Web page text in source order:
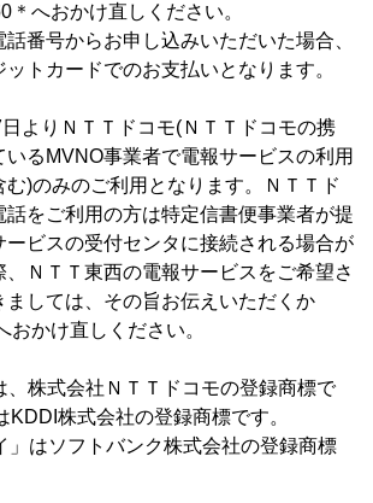
＊へおかけ直しください。
号からお申し込みいただいた場合、
トカードでのお支払いとなります。
よりＮＴＴドコモ(ＮＴＴドコモの携
るMVNO事業者で電報サービスの利用
む)のみのご利用となります。ＮＴＴド
話をご利用の方は特定信書便事業者が提
ービスの受付センタに接続される場合が
、ＮＴＴ東西の電報サービスをご希望さ
ましては、その旨お伝えいただくか
おかけ直しください。
株式会社ＮＴＴドコモの登録商標で
株式会社の登録商標です。
」はソフトバンク株式会社の登録商標